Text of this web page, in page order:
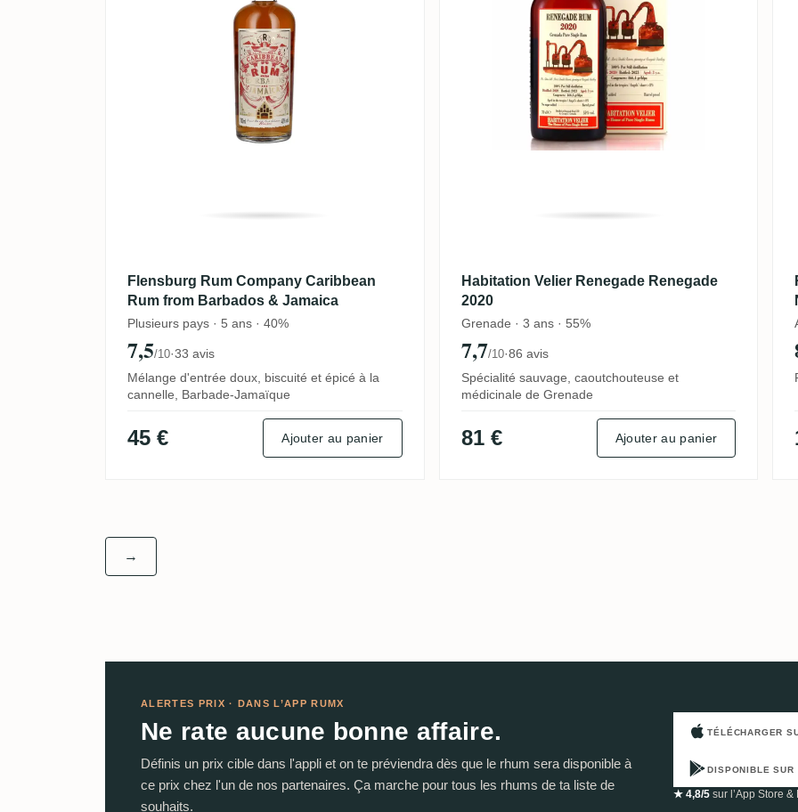
Flensburg Rum Company Caribbean
Rum from Barbados & Jamaica
Plusieurs pays · 5 ans · 40%
7,5/10·33 avis
Mélange d'entrée doux, biscuité et épicé à la
cannelle, Barbade-Jamaïque
45 € Ajouter au panier
Habitation Velier Renegade Renegade
2020
Grenade · 3 ans · 55%
7,7/10·86 avis
Spécialité sauvage, caoutchouteuse et
médicinale de Grenade
81 € Ajouter au panier
→
ALERTES PRIX · DANS L’APP RUMX
Ne rate aucune bonne affaire.
Définis un prix cible dans l'appli et on te préviendra dès que le rhum sera disponible à
ce prix chez l'un de nos partenaires. Ça marche pour tous les rhums de ta liste de
souhaits.
TÉLÉCHARGER
DISPONIBLE SUR
★ 4,8/5 sur l’App Store &